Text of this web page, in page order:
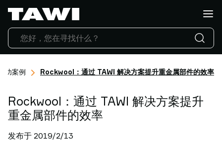
功案例 Rockwool：通过 TAWI 解决方案提升重金属部件的效率
Rockwool：通过 TAWI 解决方案提升
重金属部件的效率
发布于 2019/2/13
你
想
搬
运
什
产
行
业
用